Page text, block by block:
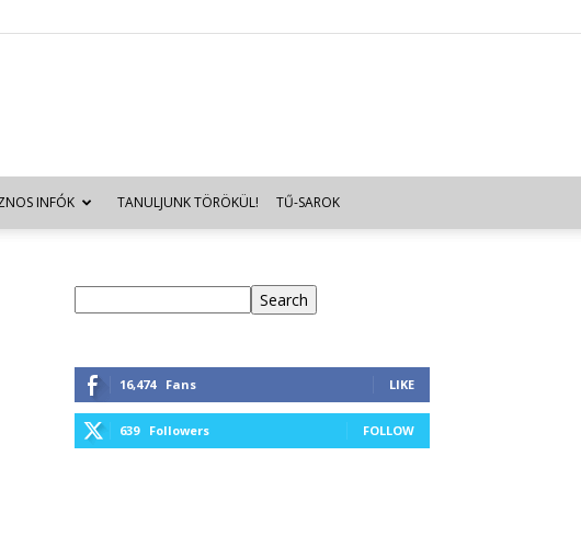
INFÓK TANULJUNK TÖRÖKÜL! TŰ-SAROK
Search
16,474 Fans LIKE
639 Followers FOLLOW